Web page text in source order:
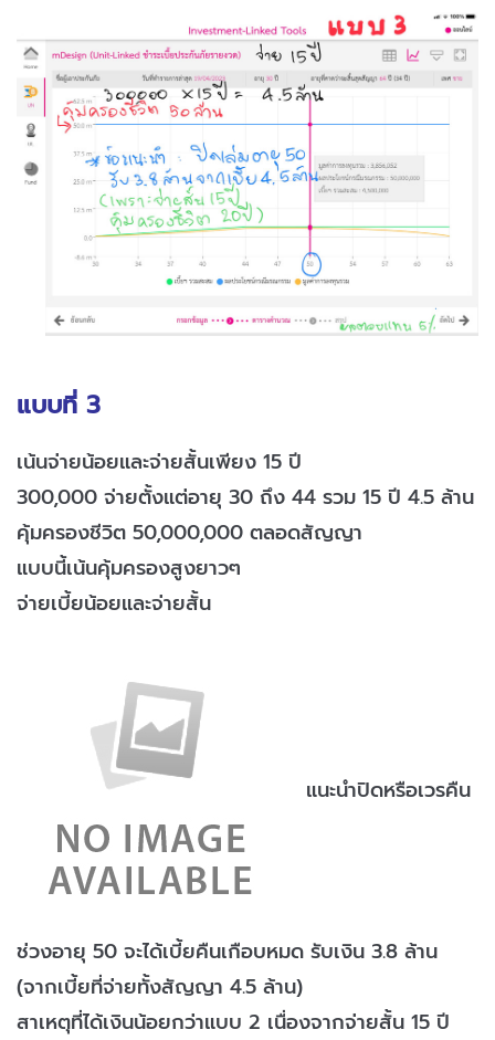
แบบที่ 3
เน้นจ่ายน้อยและจ่ายสั้นเพียง 15 ปี
300,000 จ่ายตั้งแต่อายุ 30 ถึง 44 รวม 15 ปี 4.5 ล้าน
คุ้มครองชีวิต 50,000,000 ตลอดสัญญา
แบบนี้เน้นคุ้มครองสูงยาวๆ
จ่ายเบี้ยน้อยและจ่ายสั้น
แนะนำปิดหรือเวรคืน
ช่วงอายุ 50 จะได้เบี้ยคืนเกือบหมด รับเงิน 3.8 ล้าน
(จากเบี้ยที่จ่ายทั้งสัญญา 4.5 ล้าน)
สาเหตุที่ได้เงินน้อยกว่าแบบ 2 เนื่องจากจ่ายสั้น 15 ปี